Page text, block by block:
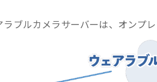
ラブルカメラサーバーは、オンプ